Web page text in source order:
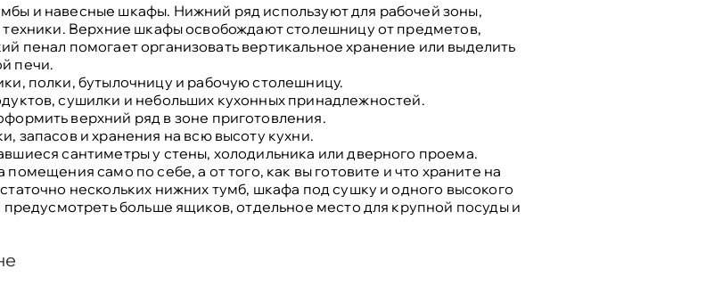
и навесные шкафы. Нижний ряд используют для рабочей зоны,
техники. Верхние шкафы освобождают столешницу от предметов,
пенал помогает организовать вертикальное хранение или выделить
печи.
полки, бутылочницу и рабочую столешницу.
сушилки и небольших кухонных принадлежностей.
верхний ряд в зоне приготовления.
запасов и хранения на всю высоту кухни.
сантиметры у стены, холодильника или дверного проема.
само по себе, а от того, как вы готовите и что храните на
нескольких нижних тумб, шкафа под сушку и одного высокого
больше ящиков, отдельное место для крупной посуды и